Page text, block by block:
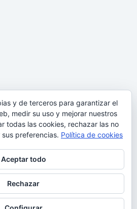
Abrunhosa
y de terceros para garantizar el
medir su uso y mejorar nuestros
todas las cookies, rechazar las no
preferencias. Política de cookies
Aceptar todo
Rechazar